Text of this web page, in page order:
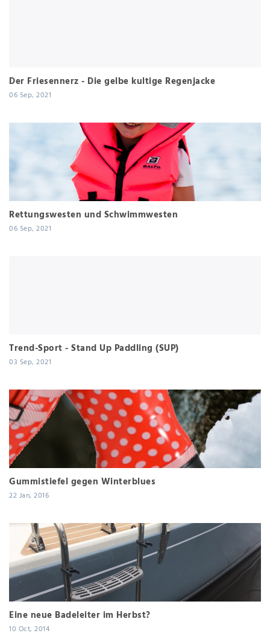
Der Friesennerz - Die gelbe kultige Regenjacke
06 Sep, 2021
Rettungswesten und Schwimmwesten
06 Sep, 2021
Trend-Sport - Stand Up Paddling (SUP)
03 Sep, 2021
Gummistiefel gegen Winterblues
22 Jan, 2016
Eine neue Badeleiter im Herbst?
10 Oct, 2014